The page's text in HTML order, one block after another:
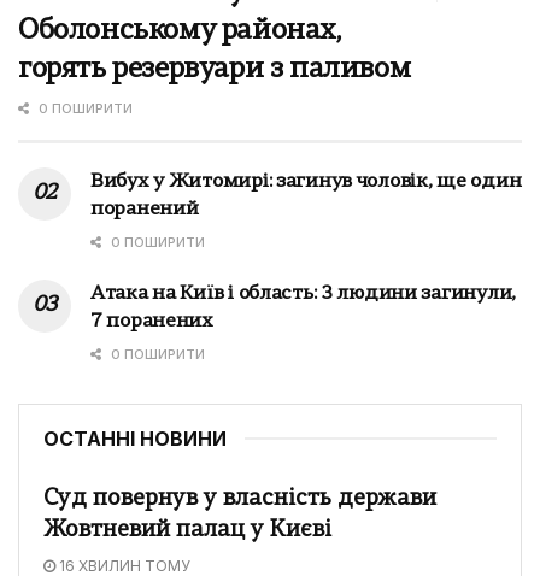
Оболонському районах,
горять резервуари з паливом
0 ПОШИРИТИ
Вибух у Житомирі: загинув чоловік, ще один
поранений
0 ПОШИРИТИ
Атака на Київ і область: 3 людини загинули,
7 поранених
0 ПОШИРИТИ
ОСТАННІ НОВИНИ
Суд повернув у власність держави
Жовтневий палац у Києві
16 ХВИЛИН ТОМУ